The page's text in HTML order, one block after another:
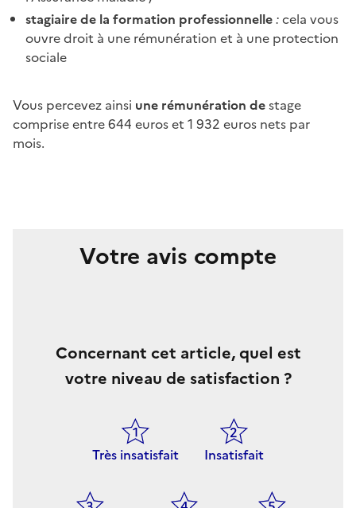
stagiaire de la formation professionnelle:cela vous
ouvre droit à une rémunération et à une protection
sociale
Vous percevez ainsi une rémunération destage
comprise entre 644 euros et 1 932 euros nets par
mois.
Votre avis compte
Concernant cet article, quel est
votre niveau de satisfaction ?
Très insatisfait Insatisfait